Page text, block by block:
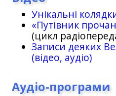
Унікальні
«Путівник
(цикл
Записи деяких
(відео, аудіо)
Аудіо-програми